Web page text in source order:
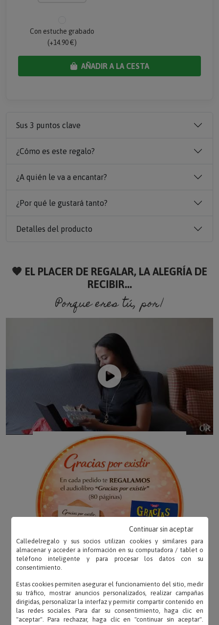
Con estuche grabado
(+14.90 €)
AÑADIR A LA CESTA
Sus 3 puntos clave
¿Cómo es este regalo?
¿A quién le va a encantar?
¿Por qué le gustará tanto?
Detalles del producto
🧡 EL PLACER DE REGALAR, LA ALEGRÍA DE
RECIBIR...
Porque eres tú, porque soy
Calledelregalo y sus socios utilizan cookies y similares para
almacenar y acceder a información en su computadora / tablet o
teléfono inteligente y para procesar los datos con su
consentimiento.
Estas cookies permiten asegurar el funcionamiento del sitio, medir
su tráfico, mostrar anuncios personalizados, realizar campañas
dirigidas, personalizar la interfaz y permitir compartir contenido en
las redes sociales. Para dar su consentimiento, haga clic en
"aceptar". Para rechazar, haga clic en "continuar sin aceptar".
Continuar sin aceptar